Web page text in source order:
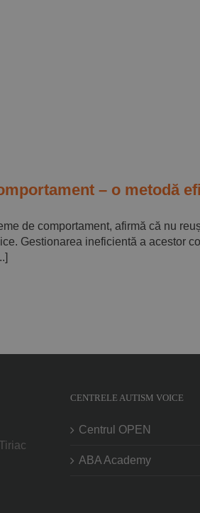
– o metodă
de comportament, afirmă că nu
Gestionarea ineficientă a acestor
CENTRELE AUTISM VOICE
Centrul OPEN
ABA Academy